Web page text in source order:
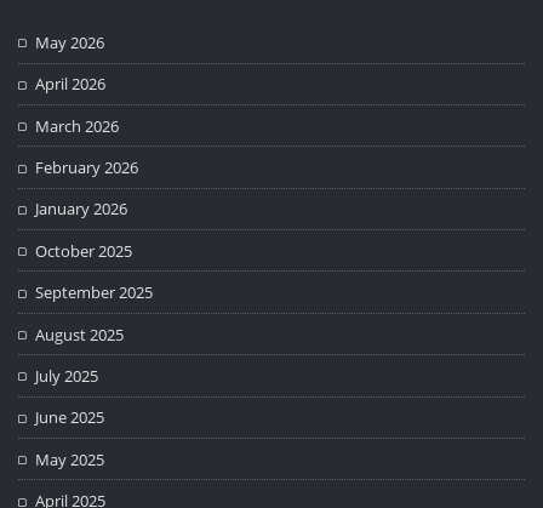
May 2026
April 2026
March 2026
February 2026
January 2026
October 2025
September 2025
August 2025
July 2025
June 2025
May 2025
April 2025